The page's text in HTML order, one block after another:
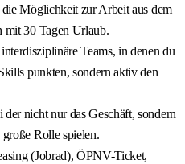
Möglichkeit zur Arbeit aus dem
mit 30 Tagen Urlaub.
Teams, in denen du
punkten, sondern aktiv den
nicht nur das Geschäft, sondern
große Rolle spielen.
(Jobrad), ÖPNV-Ticket,